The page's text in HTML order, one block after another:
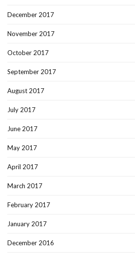
December 2017
November 2017
October 2017
September 2017
August 2017
July 2017
June 2017
May 2017
April 2017
March 2017
February 2017
January 2017
December 2016